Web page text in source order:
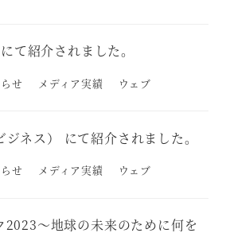
て紹介されました。
せ メディア実績 ウェブ
ネス） にて紹介されました。
せ メディア実績 ウェブ
2023～地球の未来のために何を